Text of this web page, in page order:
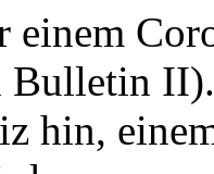
einem
hin,